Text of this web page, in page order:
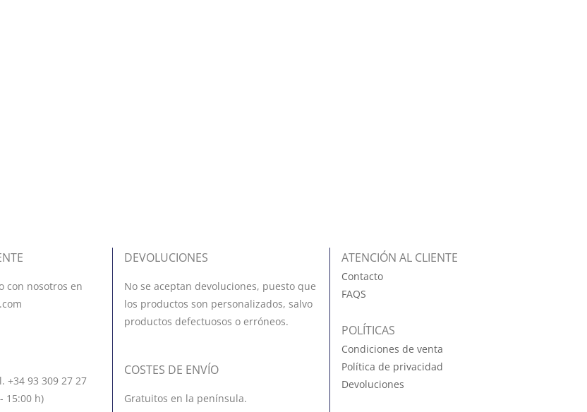
con nosotros en
+34 93 309 27 27
15:00 h)
DEVOLUCIONES
No se aceptan devoluciones, puesto que
los productos son personalizados, salvo
productos defectuosos o erróneos.
COSTES DE ENVÍO
Gratuitos en la península.
ATENCIÓN AL CLIENTE
Contacto
FAQS
POLÍTICAS
Condiciones de venta
Política de privacidad
Devoluciones